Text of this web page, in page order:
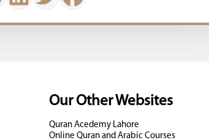
Our Other Websites
Quran Acedemy Lahore
Online Quran and Arabic Courses